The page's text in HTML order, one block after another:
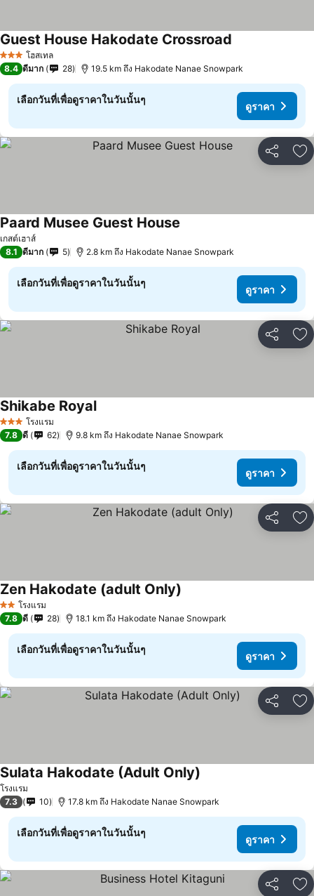
3 ดาว โฮสเทล
Guest House Hakodate Crossroad
8.4 ดีมาก 28 19.5 km ถึง Hakodate Nanae Snowpark
เลือกวันที่เพื่อดูราคาในวันนั้นๆ
ดูราคา
แชร์ เ
เกสต์เฮาส์
Paard Musee Guest House
8.1 ดีมาก 5 2.8 km ถึง Hakodate Nanae Snowpark
เลือกวันที่เพื่อดูราคาในวันนั้นๆ
ดูราคา
แชร์ เ
3 ดาว โรงแรม
Shikabe Royalดูราคา
7.8 ดี 62 9.8 km ถึง Hakodate Nanae Snowpark
เลือกวันที่เพื่อดูราคาในวันนั้นๆ
ดูราคา
แชร์ เ
2 ดาวโรงแรม
Zen Hakodate (adult Only)
7.8 ดี 28 18.1 km ถึง Hakodate Nanae Snowpark
เลือกวันที่เพื่อดูราคาในวันนั้นๆ
ดูราคา
แชร์ เ
โรงแรม
Sulata Hakodate (Adult Only)
7.3 10 17.8 km ถึง Hakodate Nanae Snowpark
เลือกวันที่เพื่อดูราคาในวันนั้นๆ
ดูราคา
แชร์ เ